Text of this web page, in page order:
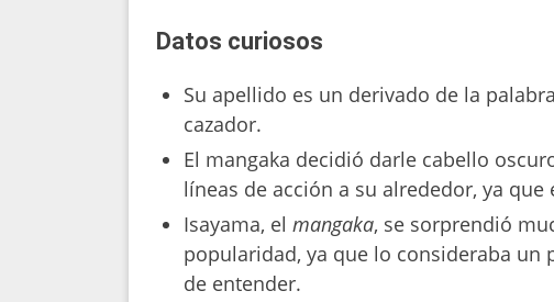
Datos curiosos
Su apellido es un derivado de la
cazador.
El mangaka decidió darle cabello
líneas de acción a su alrededor, ya
Isayama, el mangaka, se sorprendió
popularidad, ya que lo consideraba un
de entender.